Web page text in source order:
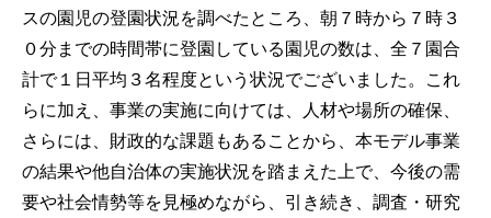
スの園児の登園状況を調べたところ、朝７時から７時３
０分までの時間帯に登園している園児の数は、全７園合
計で１日平均３名程度という状況でございました。これ
らに加え、事業の実施に向けては、人材や場所の確保、
さらには、財政的な課題もあることから、本モデル事業
の結果や他自治体の実施状況を踏まえた上で、今後の需
要や社会情勢等を見極めながら、引き続き、調査・研究